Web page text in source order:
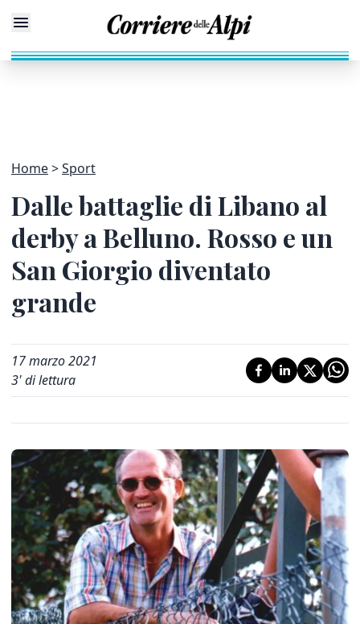
Home Sport
Dalle battaglie di Libano al
derby a Belluno. Rosso e un
San Giorgio diventato
grande
17 marzo 2021
3' di lettura